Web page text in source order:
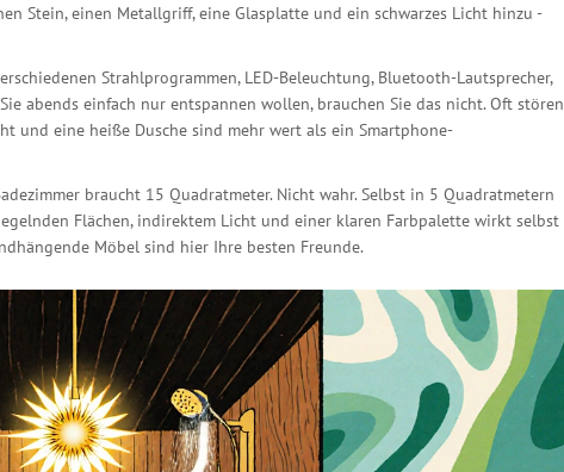
Stein, einen Metallgriff, eine Glasplatte und ein schwarzes Licht hinzu -
Strahlprogrammen, LED-Beleuchtung, Bluetooth-Lautsprecher,
abends einfach nur entspannen wollen, brauchen Sie das nicht. Oft stören
und eine heiße Dusche sind mehr wert als ein Smartphone-
braucht 15 Quadratmeter. Nicht wahr. Selbst in 5 Quadratmetern
Flächen, indirektem Licht und einer klaren Farbpalette wirkt selbst
Möbel sind hier Ihre besten Freunde.